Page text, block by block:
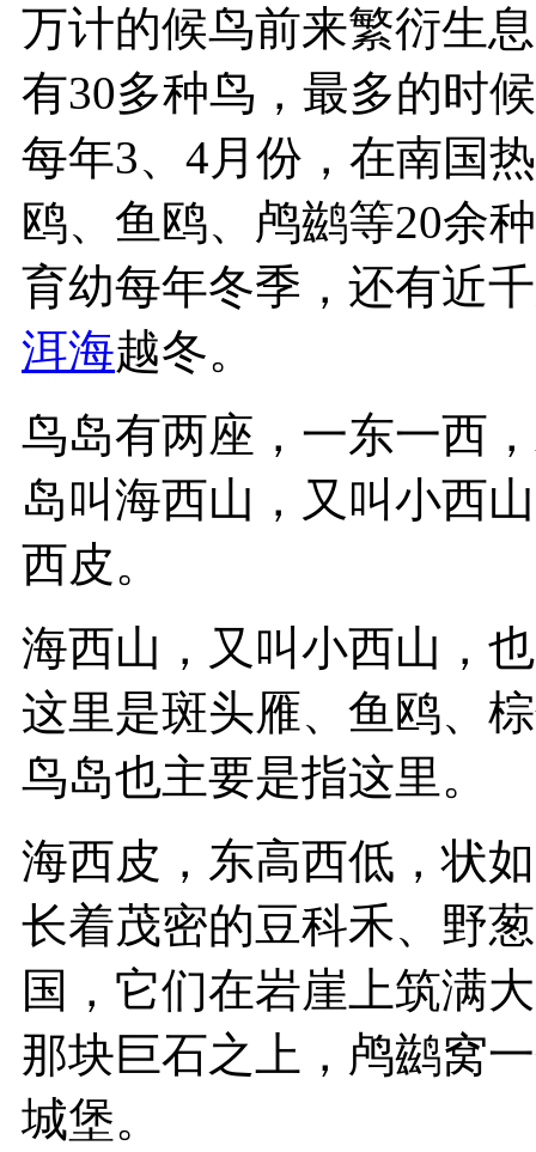
万计的候鸟前来繁衍生
有30多种鸟，最多的时
每年3、4月份，在南国
鸥、鱼鸥、鸬鹚等20余
育幼每年冬季，还有近
洱海越冬。
鸟岛有两座，一东一西
岛叫海西山，又叫小西
西皮。
海西山，又叫小西山，
这里是斑头雁、鱼鸥、
鸟岛也主要是指这里。
海西皮，东高西低，状
长着茂密的豆科禾、野
国，它们在岩崖上筑满
那块巨石之上，鸬鹚窝
城堡。